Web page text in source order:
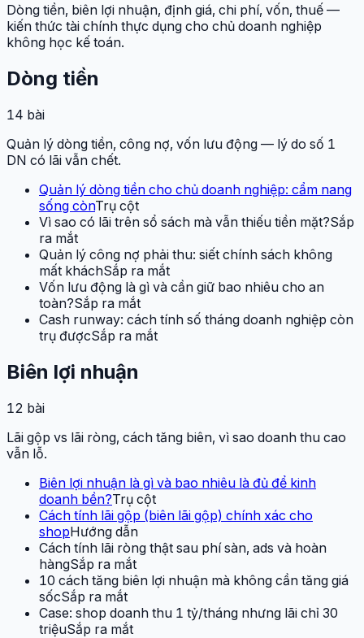
Dòng tiền, biên lợi nhuận, định giá, chi phí, vốn, thuế —
kiến thức tài chính thực dụng cho chủ doanh nghiệp
không học kế toán.
Dòng tiền
14 bài
Quản lý dòng tiền, công nợ, vốn lưu động — lý do số 1
DN có lãi vẫn chết.
Quản lý dòng tiền cho chủ doanh nghiệp: cẩm nang
sống cònTrụ cột
Vì sao có lãi trên sổ sách mà vẫn thiếu tiền mặt?Sắp
ra mắt
Quản lý công nợ phải thu: siết chính sách không
mất kháchSắp ra mắt
Vốn lưu động là gì và cần giữ bao nhiêu cho an
toàn?Sắp ra mắt
Cash runway: cách tính số tháng doanh nghiệp còn
trụ đượcSắp ra mắt
Biên lợi nhuận
12 bài
Lãi gộp vs lãi ròng, cách tăng biên, vì sao doanh thu cao
vẫn lỗ.
Biên lợi nhuận là gì và bao nhiêu là đủ để kinh
doanh bền?Trụ cột
Cách tính lãi gộp (biên lãi gộp) chính xác cho
shopHướng dẫn
Cách tính lãi ròng thật sau phí sàn, ads và hoàn
hàngSắp ra mắt
10 cách tăng biên lợi nhuận mà không cần tăng giá
sốcSắp ra mắt
Case: shop doanh thu 1 tỷ/tháng nhưng lãi chỉ 30
triệuSắp ra mắt